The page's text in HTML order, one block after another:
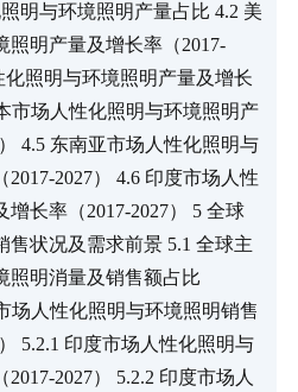
明与环境照明产量占比 4.2 美
照明产量及增长率（2017-
化照明与环境照明产量及增长
市场人性化照明与环境照明产
4.5 东南亚市场人性化照明与
2027） 4.6 印度市场人性
长率（2017-2027） 5 全球
售状况及需求前景 5.1 全球主
照明消量及销售额占比
场人性化照明与环境照明销售
5.2.1 印度市场人性化照明与
2027） 5.2.2 印度市场人